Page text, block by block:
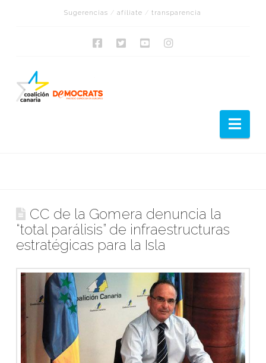
Sugerencias /afíliate /transparencia
CC de la Gomera denuncia la
“total parálisis” de infraestructuras
estratégicas para la Isla